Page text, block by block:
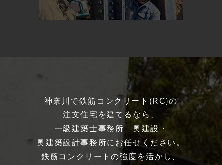
神奈川で鉄筋コンクリート(RC)の
注文住宅を建てるなら、
一級建築士事務所 奥建設・
奥建築設計事務所にお任せください。
鉄筋コンクリートの強度を活かし、